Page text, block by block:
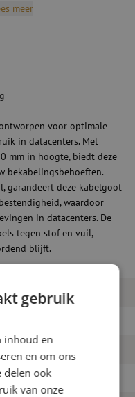
meer
voor optimale
in datacenters. Met
mm in hoogte, biedt deze
bekabelingsbehoeften.
garandeert deze kabelgoot
waardoor
in datacenters. De
tegen stof en vuil,
blijft.
H=110, RAL1023, Wibe
gebruik
inhoud en
en om ons
delen ook
van onze